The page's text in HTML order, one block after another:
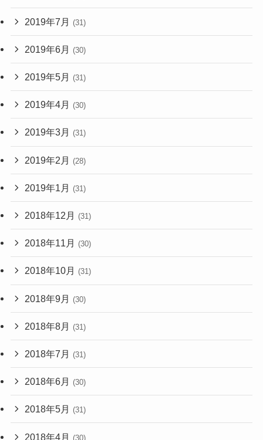
2019年7月 (31)
2019年6月 (30)
2019年5月 (31)
2019年4月 (30)
2019年3月 (31)
2019年2月 (28)
2019年1月 (31)
2018年12月 (31)
2018年11月 (30)
2018年10月 (31)
2018年9月 (30)
2018年8月 (31)
2018年7月 (31)
2018年6月 (30)
2018年5月 (31)
2018年4月 (30)